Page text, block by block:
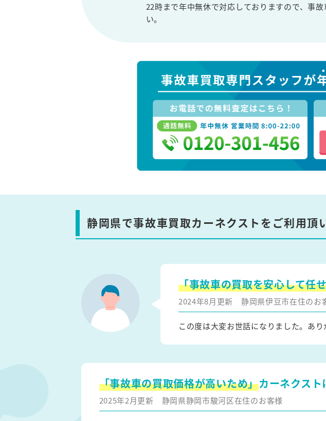
22時まで年中無休で対応しておりますので、事
い。
静岡県で事故車買取カーネクストをご利用頂
「事故車の買取を安心して任
2024年8月更新 静岡県伊豆市在住のお
この度は大変お世話になりました。あり
「事故車の買取価格が高いため」カーネクスト
2025年2月更新 静岡県静岡市駿河区在住のお客様